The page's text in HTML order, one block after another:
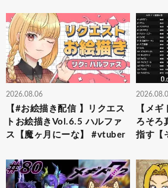
2026.08.06
【#お絵描き配信 】リクエス
トお絵描きVol.6.5 ハルファ
ス【魔ヶ月にーな】 #vtuber
【メ
ろそろ
指す【